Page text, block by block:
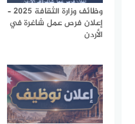
وظائف وزارة الثقافة 2025 –
إعلان فرص عمل شاغرة في
الأردن